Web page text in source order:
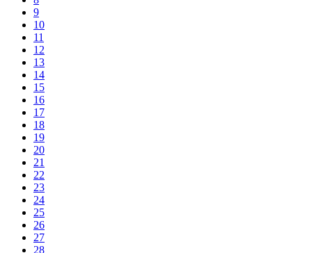
9
10
11
12
13
14
15
16
17
18
19
20
21
22
23
24
25
26
27
28